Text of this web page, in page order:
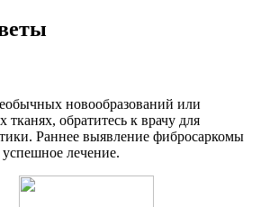
новообразований или
обратитесь к врачу для
Раннее выявление фибросаркомы
лечение.